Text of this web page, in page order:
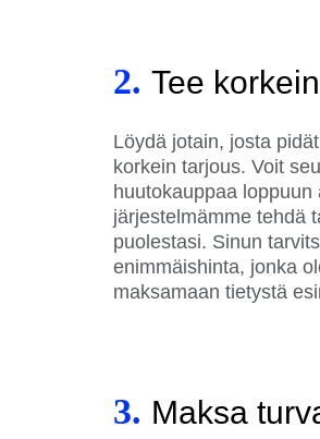
2. Tee
Löydä jotain, josta
korkein tarjous. Voit
huutokauppaa loppuun
järjestelmämme tehdä
puolestasi. Sinun
enimmäishinta, jonka
maksamaan tietystä
3. Maksa